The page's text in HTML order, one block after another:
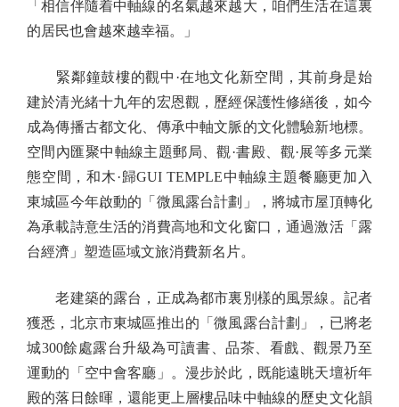
「相信伴隨着中軸線的名氣越來越大，咱們生活在這裏
的居民也會越來越幸福。」
緊鄰鐘鼓樓的觀中·在地文化新空間，其前身是始
建於清光緒十九年的宏恩觀，歷經保護性修繕後，如今
成為傳播古都文化、傳承中軸文脈的文化體驗新地標。
空間內匯聚中軸線主題郵局、觀·書殿、觀·展等多元業
態空間，和木·歸GUI TEMPLE中軸線主題餐廳更加入
東城區今年啟動的「微風露台計劃」，將城市屋頂轉化
為承載詩意生活的消費高地和文化窗口，通過激活「露
台經濟」塑造區域文旅消費新名片。
老建築的露台，正成為都市裏別樣的風景線。記者
獲悉，北京市東城區推出的「微風露台計劃」，已將老
城300餘處露台升級為可讀書、品茶、看戲、觀景乃至
運動的「空中會客廳」。漫步於此，既能遠眺天壇祈年
殿的落日餘暉，還能更上層樓品味中軸線的歷史文化韻